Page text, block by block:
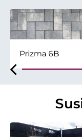
Prizma 6B